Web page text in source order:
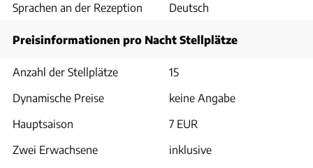
Sprachen an der Rezeption
Deutsch
Preisinformationen pro Nacht Stellplätze
Anzahl der Stellplätze
15
Dynamische Preise
keine Angabe
Hauptsaison
7 EUR
Zwei Erwachsene
inklusive